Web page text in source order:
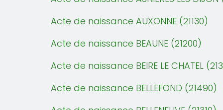
Acte de naissance AUXONNE (21130)
Acte de naissance BEAUNE (21200)
Acte de naissance BEIRE LE CHATEL
Acte de naissance BELLEFOND (21490)